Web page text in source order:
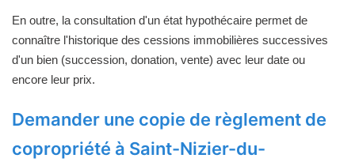
En outre, la consultation d'un état hypothécaire permet de
connaître l'historique des cessions immobilières successives
d'un bien (succession, donation, vente) avec leur date ou
encore leur prix.
Demander une copie de règlement de
copropriété à Saint-Nizier-du-